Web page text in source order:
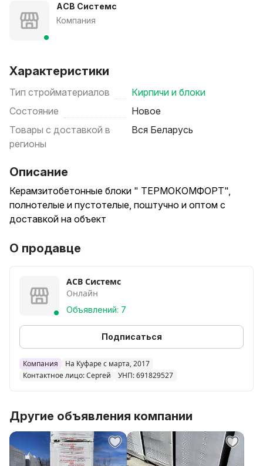
АСВ Системс
Компания
Характеристики
Тип стройматериалов
Кирпичи и блоки
Состояние
Новое
Товары с доставкой в
регионы
Вся Беларусь
Описание
Керамзитобетонные блоки " ТЕРМОКОМФОРТ",
полнотелые и пустотелые, поштучно и оптом с
доставкой на объект
О продавце
АСВ Системс
Онлайн
Объявлений: 7
Подписаться
Компания
На Куфаре с марта, 2017
Контактное лицо: Сергей
УНП: 691829527
Другие объявления компании